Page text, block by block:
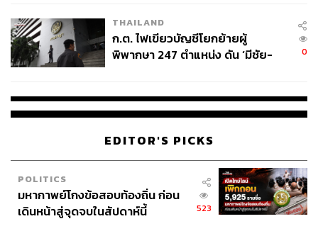
THAILAND
ก.ต. ไฟเขียวบัญชีโยกย้ายผู้
พิพากษา 247 ตำแหน่ง ดัน ‘มีชัย-
0
EDITOR'S PICKS
POLITICS
มหากาพย์โกงข้อสอบท้องถิ่น ก่อน
เดินหน้าสู่จุดจบในสัปดาห์นี้
523